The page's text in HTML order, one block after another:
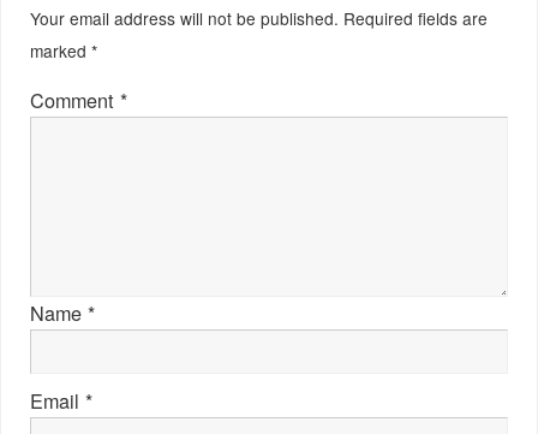
Your email address will not be published. Required fields are
marked*
Comment*
Name*
Email*